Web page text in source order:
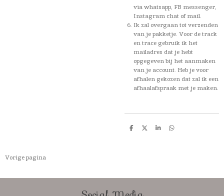
via whatsapp, FB messenger,
Instagram chat of mail.
Ik zal overgaan tot verzenden
van je pakketje. Voor de track
en trace gebruik ik het
mailadres dat je hebt
opgegeven bij het aanmaken
van je account. Heb je voor
afhalen gekozen dat zal ik een
afhaalafspraak met je maken.
D
D
S
D
Vorige pagina